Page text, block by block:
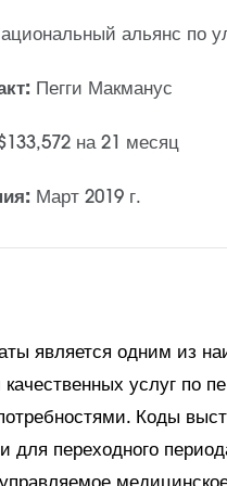
альянс по
Пегги Макманус
на 21 месяц
Март 2019 г.
является одним из
качественных услуг по
Коды
для переходного